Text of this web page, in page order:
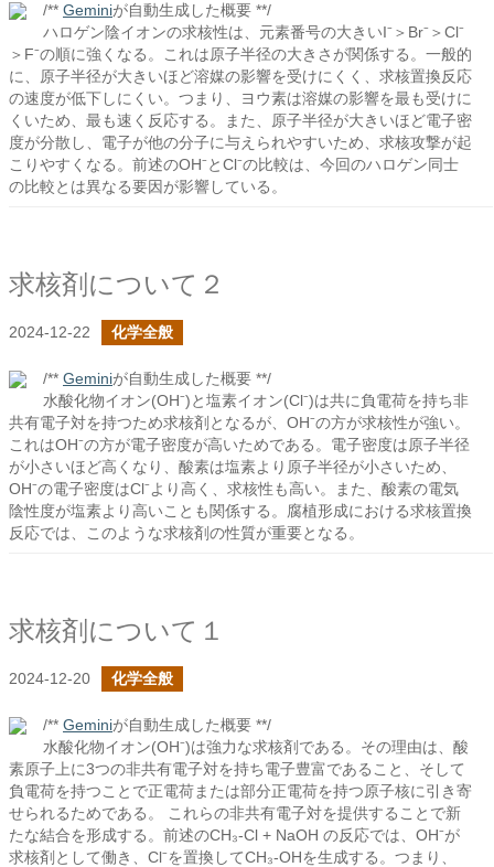
/** Geminiが自動生成した概要 **/
ハロゲン陰イオンの求核性は、元素番号の大きいI⁻＞Br⁻＞Cl⁻
＞F⁻の順に強くなる。これは原子半径の大きさが関係する。一般的
に、原子半径が大きいほど溶媒の影響を受けにくく、求核置換反応
の速度が低下しにくい。つまり、ヨウ素は溶媒の影響を最も受けに
くいため、最も速く反応する。また、原子半径が大きいほど電子密
度が分散し、電子が他の分子に与えられやすいため、求核攻撃が起
こりやすくなる。前述のOH⁻とCl⁻の比較は、今回のハロゲン同士
の比較とは異なる要因が影響している。
求核剤について２
2024-12-22 化学全般
/** Geminiが自動生成した概要 **/
水酸化物イオン(OH⁻)と塩素イオン(Cl⁻)は共に負電荷を持ち非
共有電子対を持つため求核剤となるが、OH⁻の方が求核性が強い。
これはOH⁻の方が電子密度が高いためである。電子密度は原子半径
が小さいほど高くなり、酸素は塩素より原子半径が小さいため、
OH⁻の電子密度はCl⁻より高く、求核性も高い。また、酸素の電気
陰性度が塩素より高いことも関係する。腐植形成における求核置換
反応では、このような求核剤の性質が重要となる。
求核剤について１
2024-12-20 化学全般
/** Geminiが自動生成した概要 **/
水酸化物イオン(OH⁻)は強力な求核剤である。その理由は、酸
素原子上に3つの非共有電子対を持ち電子豊富であること、そして
負電荷を持つことで正電荷または部分正電荷を持つ原子核に引き寄
せられるためである。 これらの非共有電子対を提供することで新
たな結合を形成する。前述のCH₃-Cl + NaOH の反応では、OH⁻が
求核剤として働き、Cl⁻を置換してCH₃-OHを生成する。つまり、